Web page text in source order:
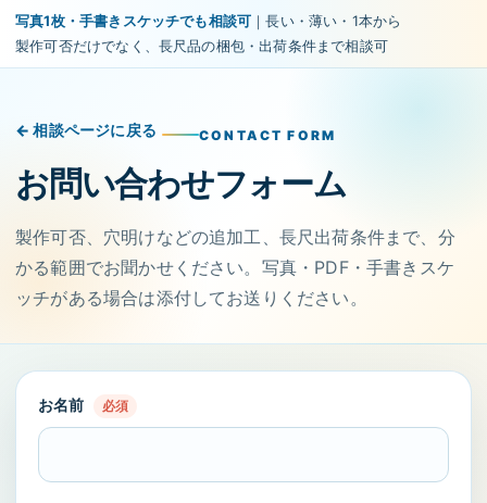
写真1枚・手書きスケッチでも相談可 ｜長い・薄い・1本から
製作可否だけでなく、長尺品の梱包・出荷条件まで相談可
← 相談ページに戻る CONTACT FORM
お問い合わせフォーム
製作可否、穴明けなどの追加工、長尺出荷条件まで、分
かる範囲でお聞かせください。写真・PDF・手書きスケ
ッチがある場合は添付してお送りください。
お名前 必須